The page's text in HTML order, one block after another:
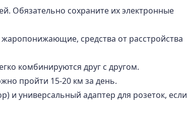
Обязательно сохраните их электронные
средства от расстройства
комбинируются друг с другом.
пройти 15-20 км за день.
и универсальный адаптер для розеток, если